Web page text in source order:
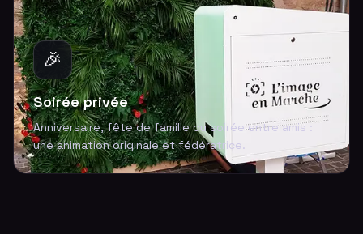
🎉
Soirée privée
Anniversaire, fête de famille ou soirée entre amis :
une animation originale et fédératrice.